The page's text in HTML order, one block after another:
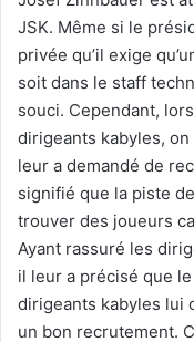
JSK. Même si le
privée qu’il exige
soit dans le staff
souci. Cependant,
dirigeants kabyles,
leur a demandé de
signifié que la piste
trouver des joueurs
Ayant rassuré les
il leur a précisé que
dirigeants kabyles lui
un bon recrutement.